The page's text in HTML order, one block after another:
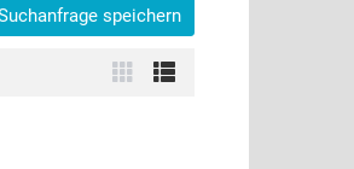
zu öffnen. Mit Pfeil rechts klappen
speichern